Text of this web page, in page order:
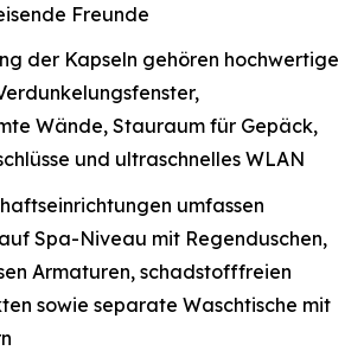
Freunde
der Kapseln gehören hochwertige
Wände, Stauraum für Gepäck,
und ultraschnelles WLAN
umfassen
Spa-Niveau mit Regenduschen,
Armaturen, schadstofffreien
sowie separate Waschtische mit